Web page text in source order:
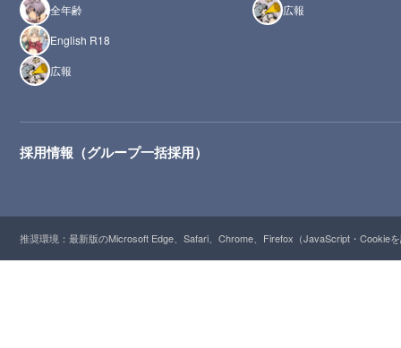
全年齢
English R18
広報
広報
採用情報（グループ一括採用）
推奨環境：最新版のMicrosoft Edge、Safari、Chrome、Firefox（JavaScript・Cookie